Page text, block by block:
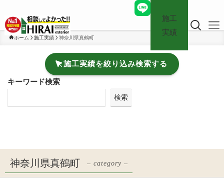
施工
実績
ホーム 施工実績 神奈川県真鶴町
施工実績を絞り込み検索する
キーワード検索
検索
神奈川県真鶴町 – category –